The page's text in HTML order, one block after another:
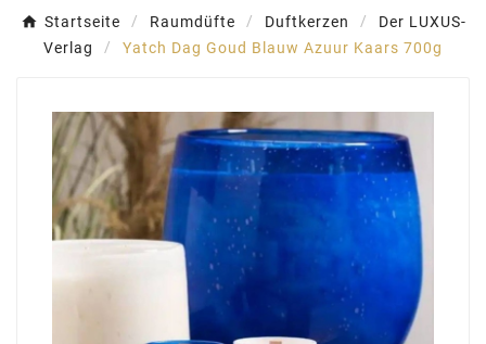
Startseite Raumdüfte Duftkerzen
Der LUXUS-
Verlag
Yatch Dag Goud Blauw Azuur Kaars 700g